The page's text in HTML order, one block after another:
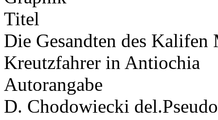
Titel
Die Gesandten des
Kreutzfahrer in Antiochia
Autorangabe
D. Chodowiecki del.